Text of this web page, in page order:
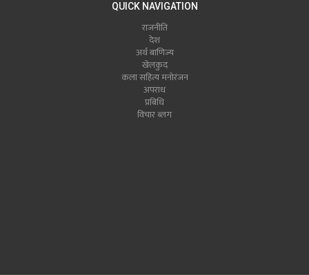
QUICK NAVIGATION
राजनीति
देश
अर्थ बाणिज्य
खेलकुद
कला सहित्य मनोरंजन
अपराध
प्रबिधि
विचार ब्लग